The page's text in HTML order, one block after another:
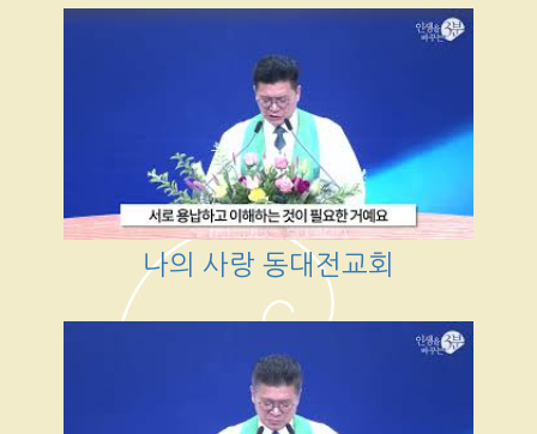
나의 사랑 동대전교회